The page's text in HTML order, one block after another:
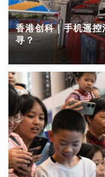
香港创科｜手机遥
寻？